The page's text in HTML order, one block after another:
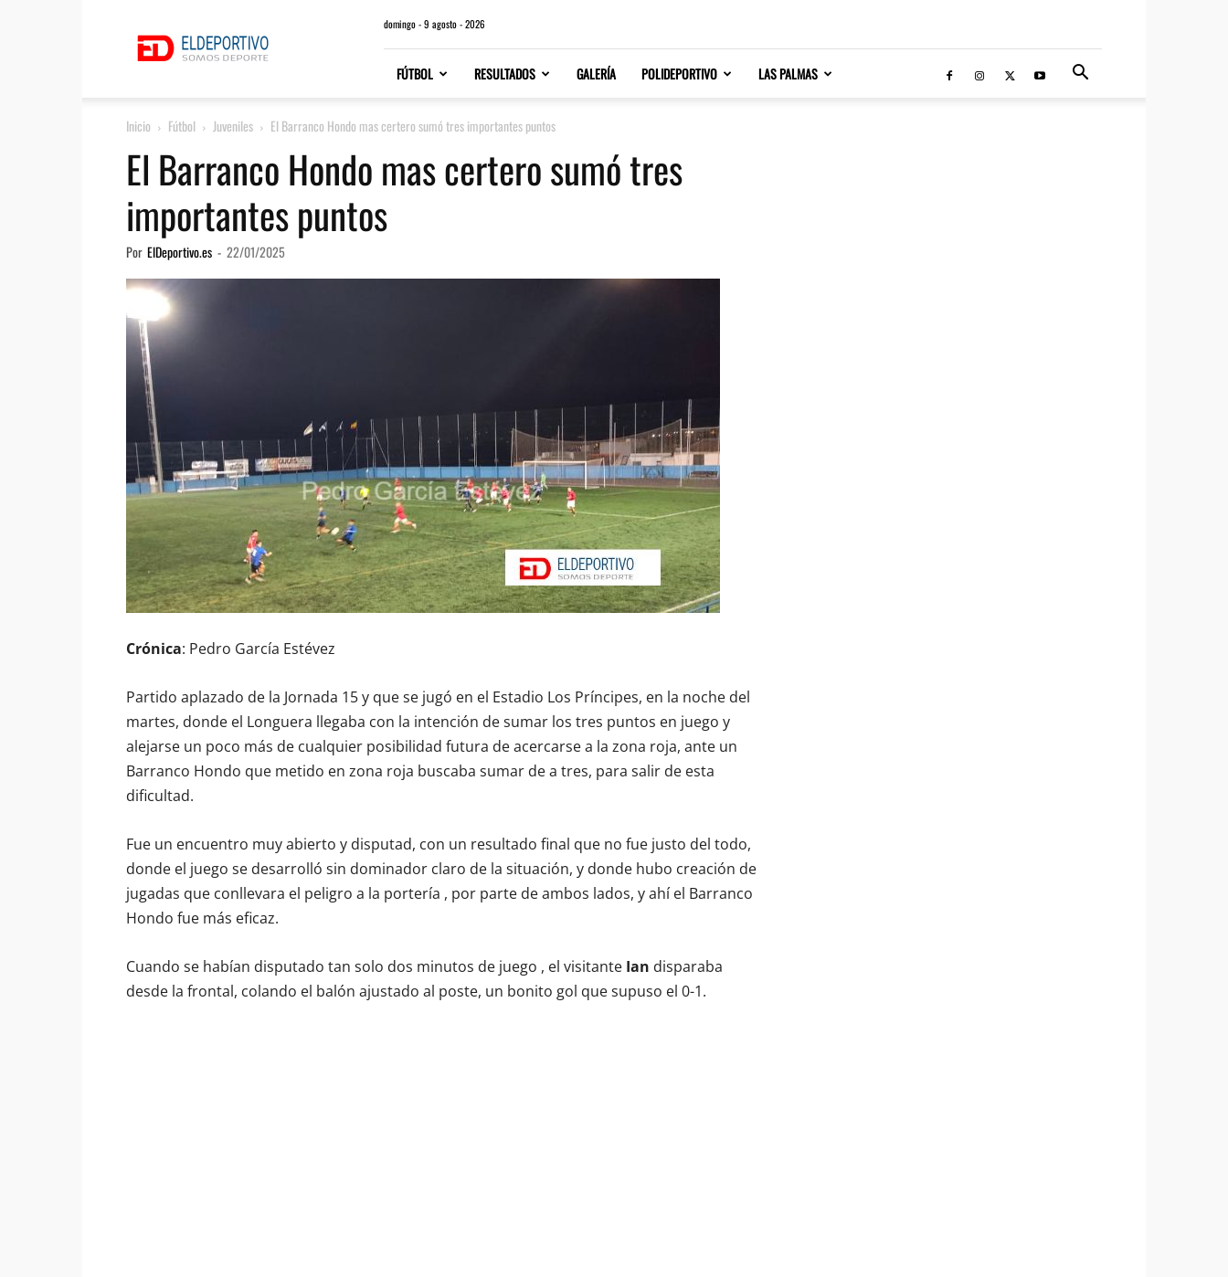
domingo - 9 agosto - 2026
FÚTBOL RESULTADOS GALERÍA POLIDEPORTIVO LAS PALMAS
Inicio Fútbol Juveniles El Barranco Hondo mas certero sumó tres importantes puntos
El Barranco Hondo mas certero sumó tres
importantes puntos
Por ElDeportivo.es - 22/01/2025
Crónica: Pedro García Estévez
Partido aplazado de la Jornada 15 y que se jugó en el Estadio Los Príncipes, en la noche del
martes, donde el Longuera llegaba con la intención de sumar los tres puntos en juego y
alejarse un poco más de cualquier posibilidad futura de acercarse a la zona roja, ante un
Barranco Hondo que metido en zona roja buscaba sumar de a tres, para salir de esta
dificultad.
Fue un encuentro muy abierto y disputad, con un resultado final que no fue justo del todo,
donde el juego se desarrolló sin dominador claro de la situación, y donde hubo creación de
jugadas que conllevara el peligro a la portería , por parte de ambos lados, y ahí el Barranco
Hondo fue más eficaz.
Cuando se habían disputado tan solo dos minutos de juego , el visitante Ian disparaba
desde la frontal, colando el balón ajustado al poste, un bonito gol que supuso el 0-1.